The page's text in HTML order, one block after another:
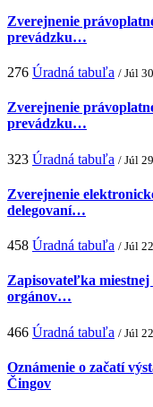
Zverejnenie
prevádzku…
276 Úradná tabuľa / Júl
Zverejnenie
prevádzku…
323 Úradná tabuľa / Júl
Zverejnenie
delegovaní…
458 Úradná tabuľa / Júl
Zapisovateľka
orgánov…
466 Úradná tabuľa / Júl
Oznámenie o začatí
Čingov